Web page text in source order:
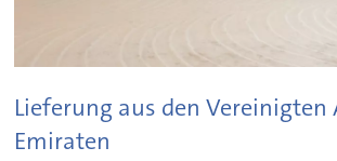
Lieferung aus den Vereinigten
Emiraten